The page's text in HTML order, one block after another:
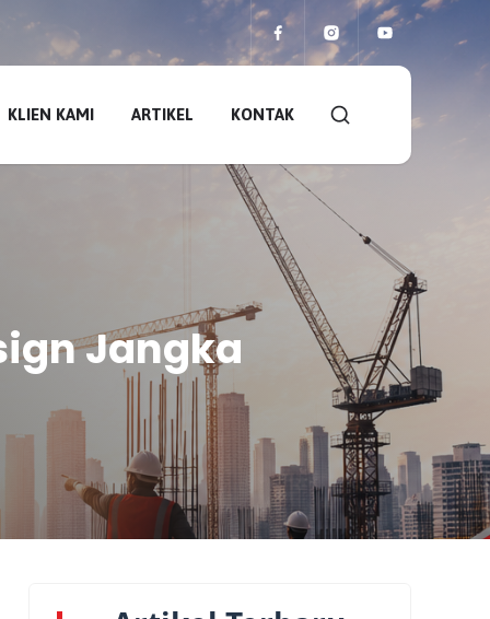
KLIEN KAMI ARTIKEL KONTAK
Jangka